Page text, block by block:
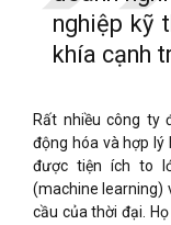
nghiệp kỹ
khía cạnh
Rất nhiều công ty
động hóa và hợp lý
được tiện ích to
(machine learning)
cầu của thời đại.